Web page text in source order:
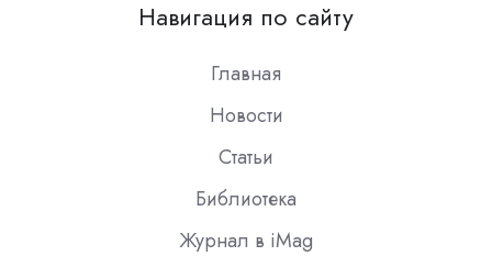
Slack
Навигация по сайту
Главная
Новости
Статьи
Библиотека
Журнал в iMag